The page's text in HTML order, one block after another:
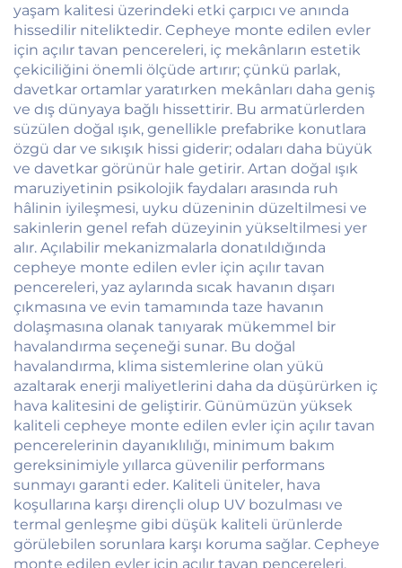
yaşam kalitesi üzerindeki etki çarpıcı ve anında
hissedilir niteliktedir. Cepheye monte edilen evler
için açılır tavan pencereleri, iç mekânların estetik
çekiciliğini önemli ölçüde artırır; çünkü parlak,
davetkar ortamlar yaratırken mekânları daha geniş
ve dış dünyaya bağlı hissettirir. Bu armatürlerden
süzülen doğal ışık, genellikle prefabrike konutlara
özgü dar ve sıkışık hissi giderir; odaları daha büyük
ve davetkar görünür hale getirir. Artan doğal ışık
maruziyetinin psikolojik faydaları arasında ruh
hâlinin iyileşmesi, uyku düzeninin düzeltilmesi ve
sakinlerin genel refah düzeyinin yükseltilmesi yer
alır. Açılabilir mekanizmalarla donatıldığında
cepheye monte edilen evler için açılır tavan
pencereleri, yaz aylarında sıcak havanın dışarı
çıkmasına ve evin tamamında taze havanın
dolaşmasına olanak tanıyarak mükemmel bir
havalandırma seçeneği sunar. Bu doğal
havalandırma, klima sistemlerine olan yükü
azaltarak enerji maliyetlerini daha da düşürürken iç
hava kalitesini de geliştirir. Günümüzün yüksek
kaliteli cepheye monte edilen evler için açılır tavan
pencerelerinin dayanıklılığı, minimum bakım
gereksinimiyle yıllarca güvenilir performans
sunmayı garanti eder. Kaliteli üniteler, hava
koşullarına karşı dirençli olup UV bozulması ve
termal genleşme gibi düşük kaliteli ürünlerde
görülebilen sorunlara karşı koruma sağlar. Cepheye
monte edilen evler için açılır tavan pencereleri,